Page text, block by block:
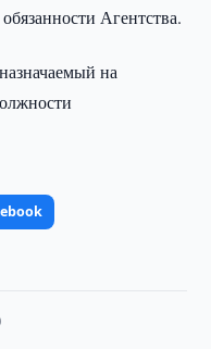
Агентства.
на